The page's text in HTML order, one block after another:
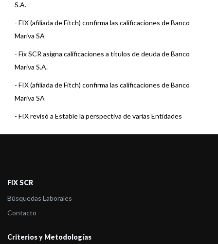
S.A.
- FIX (afiliada de Fitch) confirma las calificaciones de Banco
Mariva SA
- Fix SCR asigna calificaciones a títulos de deuda de Banco
Mariva S.A.
- FIX (afiliada de Fitch) confirma las calificaciones de Banco
Mariva SA
- FIX revisó a Estable la perspectiva de varias Entidades
- FIX (afiliada de Fitch) asigna la calificación de VCP Serie VI de
FIX (Afiliada a Fitch Ratings), asigna calificación a la Serie V de
-Fitch califica en A1(arg) VCP Serie IV de Banco Mariva
FIX SCR
Búsquedas Laborales
Contacto
Criterios y Metodologías